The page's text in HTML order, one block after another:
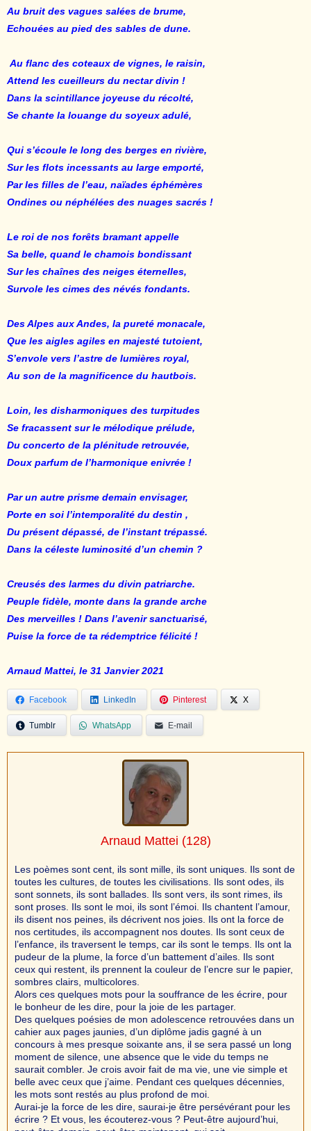
Au bruit des vagues salées de brume,
Echouées au pied des sables de dune.
Au flanc des coteaux de vignes, le raisin,
Attend les cueilleurs du nectar divin !
Dans la scintillance joyeuse du récolté,
Se chante la louange du soyeux adulé,
Qui s’écoule le long des berges en rivière,
Sur les flots incessants au large emporté,
Par les filles de l’eau, naïades éphémères
Ondines ou néphélées des nuages sacrés !
Le roi de nos forêts bramant appelle
Sa belle, quand le chamois bondissant
Sur les chaînes des neiges éternelles,
Survole les cimes des névés fondants.
Des Alpes aux Andes, la pureté monacale,
Que les aigles agiles en majesté tutoient,
S’envole vers l’astre de lumières royal,
Au son de la magnificence du hautbois.
Loin, les disharmoniques des turpitudes
Se fracassent sur le mélodique prélude,
Du concerto de la plénitude retrouvée,
Doux parfum de l’harmonique enivrée !
Par un autre prisme demain envisager,
Porte en soi l’intemporalité du destin ,
Du présent dépassé, de l’instant trépassé.
Dans la céleste luminosité d’un chemin ?
Creusés des larmes du divin patriarche.
Peuple fidèle, monte dans la grande arche
Des merveilles ! Dans l’avenir sanctuarisé,
Puise la force de ta rédemptrice félicité !
Arnaud Mattei, le 31 Janvier 2021
Facebook LinkedIn Pinterest X
Tumblr WhatsApp E-mail
Arnaud Mattei (128)
Les poèmes sont cent, ils sont mille, ils sont uniques. Ils sont de
toutes les cultures, de toutes les civilisations. Ils sont odes, ils
sont sonnets, ils sont ballades. Ils sont vers, ils sont rimes, ils
sont proses. Ils sont le moi, ils sont l’émoi. Ils chantent l’amour,
ils disent nos peines, ils décrivent nos joies. Ils ont la force de
nos certitudes, ils accompagnent nos doutes. Ils sont ceux de
l’enfance, ils traversent le temps, car ils sont le temps. Ils ont la
pudeur de la plume, la force d’un battement d’ailes. Ils sont
ceux qui restent, ils prennent la couleur de l’encre sur le papier,
sombres clairs, multicolores.
Alors ces quelques mots pour la souffrance de les écrire, pour
le bonheur de les dire, pour la joie de les partager.
Des quelques poésies de mon adolescence retrouvées dans un
cahier aux pages jaunies, d’un diplôme jadis gagné à un
concours à mes presque soixante ans, il se sera passé un long
moment de silence, une absence que le vide du temps ne
saurait combler. Je crois avoir fait de ma vie, une vie simple et
belle avec ceux que j’aime. Pendant ces quelques décennies,
les mots sont restés au plus profond de moi.
Aurai-je la force de les dire, saurai-je être persévérant pour les
écrire ? Et vous, les écouterez-vous ? Peut-être aujourd’hui,